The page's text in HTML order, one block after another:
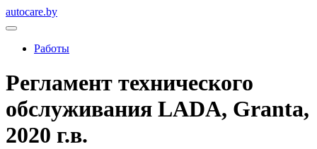
autocare.by
Работы
Регламент технического
обслуживания LADA, Granta,
2020 г.в.